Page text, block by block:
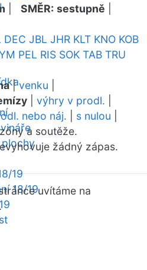
plochy
19
18/19
SMĚR: sestupně
DEC JBL JHR KLT KNO KOB
PEL RIS SOK TAB TRU
|venku
výhry v prodl.
nebo náj. s nulou
a soutěže.
žádný zápas.
uvítáme na